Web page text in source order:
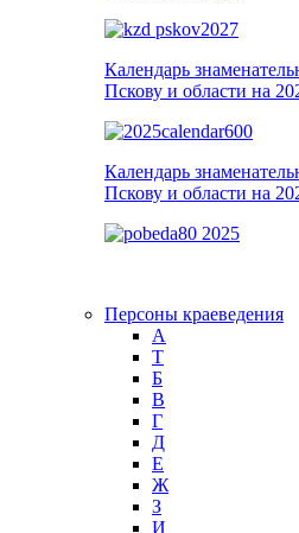
Календарь
Пскову и области на
Календарь
Пскову и области на
Персоны краеведения
А
T
Б
В
Г
Д
Е
Ж
З
И